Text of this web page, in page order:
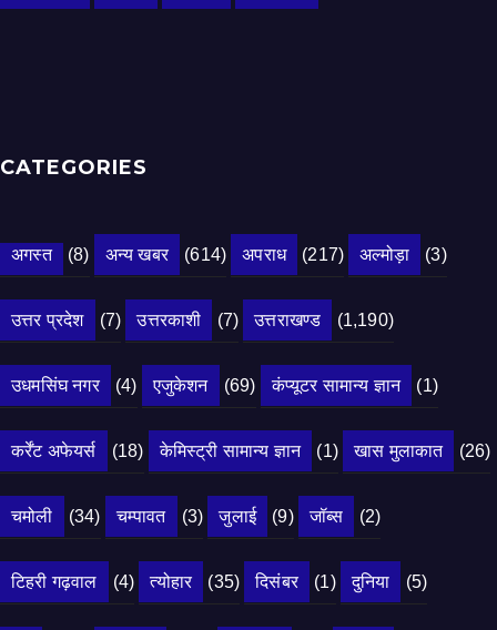
CATEGORIES
अगस्त (8) अन्य खबर (614) अपराध (217) अल्मोड़ा (3)
उत्तर प्रदेश (7) उत्तरकाशी (7) उत्तराखण्ड (1,190)
उधमसिंघ नगर (4) एजुकेशन (69) कंप्यूटर सामान्य ज्ञान (1)
कर्रेंट अफेयर्स (18) केमिस्ट्री सामान्य ज्ञान (1) खास मुलाकात (26)
चमोली (34) चम्पावत (3) जुलाई (9) जॉब्स (2)
टिहरी गढ़वाल (4) त्योहार (35) दिसंबर (1) दुनिया (5)